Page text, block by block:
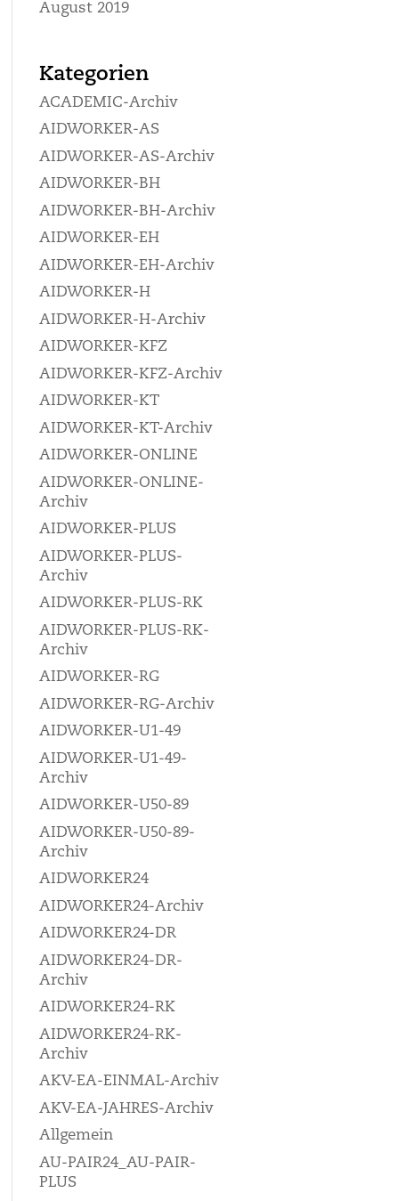
August 2019
Kategorien
ACADEMIC-Archiv
AIDWORKER-AS
AIDWORKER-AS-Archiv
AIDWORKER-BH
AIDWORKER-BH-Archiv
AIDWORKER-EH
AIDWORKER-EH-Archiv
AIDWORKER-H
AIDWORKER-H-Archiv
AIDWORKER-KFZ
AIDWORKER-KFZ-Archiv
AIDWORKER-KT
AIDWORKER-KT-Archiv
AIDWORKER-ONLINE
AIDWORKER-ONLINE-
Archiv
AIDWORKER-PLUS
AIDWORKER-PLUS-
Archiv
AIDWORKER-PLUS-RK
AIDWORKER-PLUS-RK-
Archiv
AIDWORKER-RG
AIDWORKER-RG-Archiv
AIDWORKER-U1-49
AIDWORKER-U1-49-
Archiv
AIDWORKER-U50-89
AIDWORKER-U50-89-
Archiv
AIDWORKER24
AIDWORKER24-Archiv
AIDWORKER24-DR
AIDWORKER24-DR-
Archiv
AIDWORKER24-RK
AIDWORKER24-RK-
Archiv
AKV-EA-EINMAL-Archiv
AKV-EA-JAHRES-Archiv
Allgemein
AU-PAIR24_AU-PAIR-
PLUS